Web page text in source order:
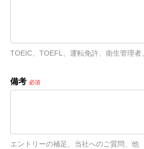
TOEIC、TOEFL、運転免許、衛生管理者
備考 必須
エントリーの補足、当社へのご質問、他